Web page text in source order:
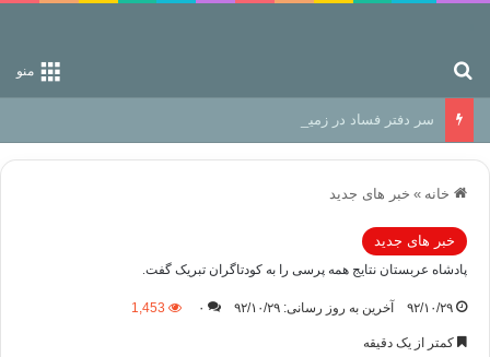
منو
سر دفتر فساد در زمین‌، دوری وکناره‌گیری از راه خداست‌!
خانه » خبر های جدید
خبر های جدید
پادشاه عربستان نتایج همه پرسی را به کودتاگران تبریک گفت.
۹۲/۱۰/۲۹ آخرین به روز رسانی: ۹۲/۱۰/۲۹ ۰ 1,453
کمتر از یک دقیقه